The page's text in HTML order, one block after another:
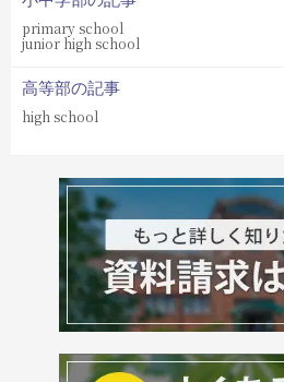
primary school
junior high school
高等部の記事
high school